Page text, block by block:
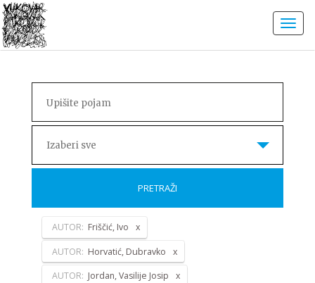
Izaberi sve
PRETRAŽI
AUTOR: Friščić, Ivo
AUTOR: Horvatić, Dubravko
AUTOR: Jordan, Vasilije Josip